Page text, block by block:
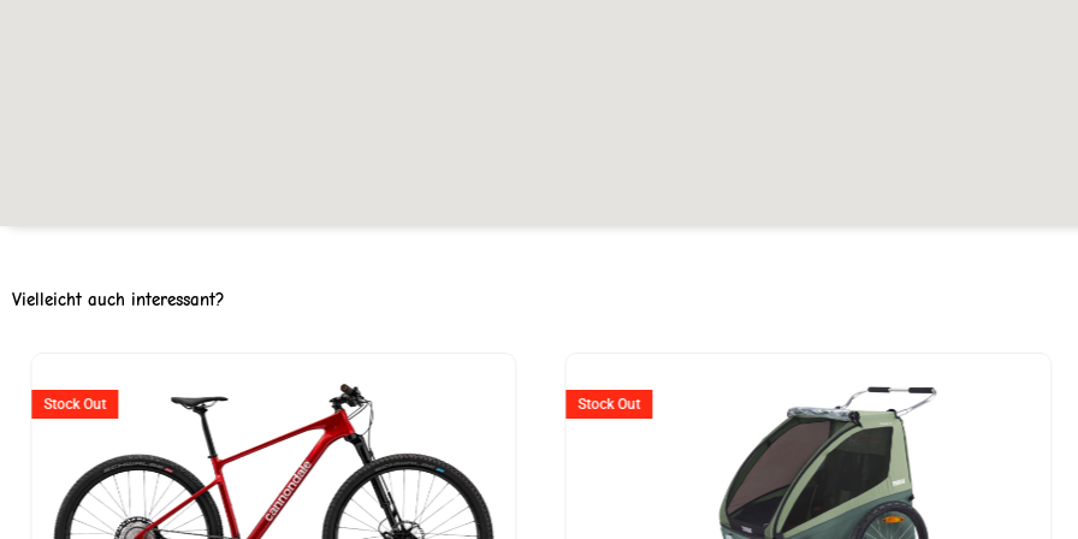
Vielleicht auch interessant?
Stock Out
Preis
war:
CHF 5'199
ist:
CHF 2'599.
Stock Out
Preis
war:
CHF 619